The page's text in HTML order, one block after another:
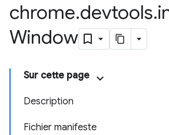
chrome.devtools.
Window
Sur cette page
Description
Fichier manifeste